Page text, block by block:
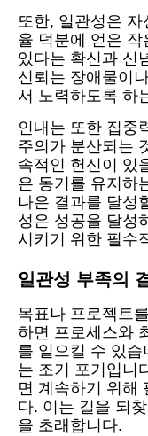
또한, 일관성은
율 덕분에 얻은
있다는 확신과 신
신뢰는 장애물이
서 노력하도록 하
인내는 또한 집중
주의가 분산되는
속적인 헌신이 있
은 동기를 유지하
나은 결과를 달성
성은 성공을 달성
시키기 위한 필수
일관성 부족의
목표나 프로젝트
하면 프로세스와
를 일으킬 수 있
는 조기 포기입니
면 계속하기 위해
다. 이는 길을 되
을 초래합니다.